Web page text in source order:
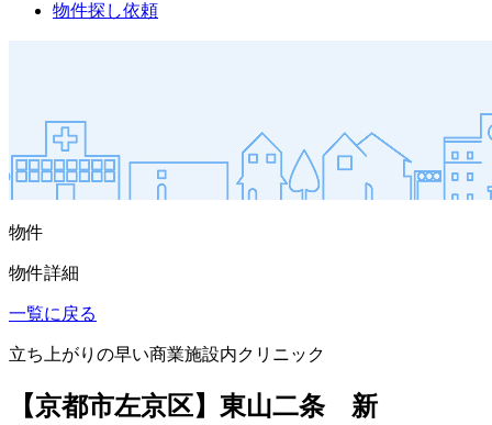
物件探し依頼
物件
物件詳細
一覧に戻る
立ち上がりの早い商業施設内クリニック
【京都市左京区】東山二条 新